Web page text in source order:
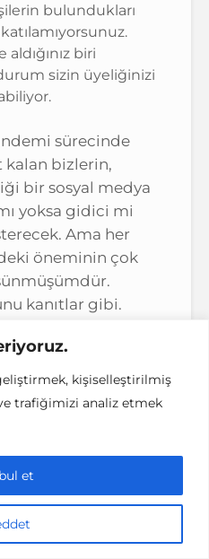
kişiselleştirilmiş
trafiğimizi analiz etmek
et
bulundukları
aldığınız biri
sizin üyeliğinizi
sürecinde
kalan bizlerin,
bir sosyal medya
yoksa gidici mi
Ama her
öneminin çok
kanıtlar gibi.
devamlı
Obama’ya
şimdi Elon
kadar yakınız
gereken